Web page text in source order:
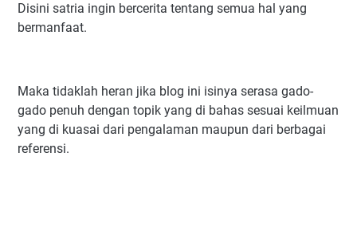
Disini satria ingin bercerita tentang semua hal yang
bermanfaat.
Maka tidaklah heran jika blog ini isinya serasa gado-
gado penuh dengan topik yang di bahas sesuai keilmuan
yang di kuasai dari pengalaman maupun dari berbagai
referensi.